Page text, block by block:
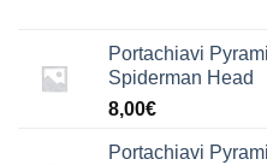
Portachiavi
Spiderman Head
8,00€
Portachiavi